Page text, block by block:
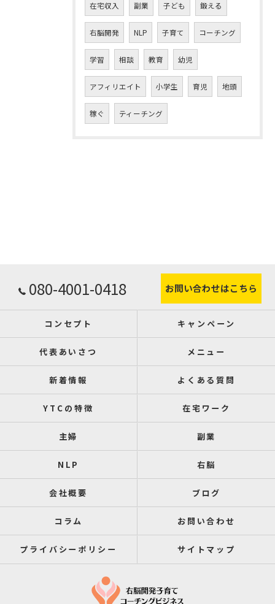
在宅収入 副業 子ども 鍛える
右脳開発 NLP 子育て コーチング
学習 相談 教育 幼児
アフィリエイト 小学生 育児 地頭
稼ぐ ティーチング
080-4001-0418 お問い合わせはこちら
コンセプト キャンペーン
代表あいさつ メニュー
新着情報 よくある質問
YTCの特徴 在宅ワーク
主婦 副業
NLP 右脳
会社概要 ブログ
コラム お問い合わせ
プライバシーポリシー サイトマップ